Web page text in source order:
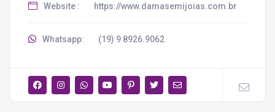
Website : https://www.damasemijoias.com.br
Whatsapp: (19) 9 8926.9062